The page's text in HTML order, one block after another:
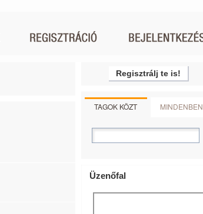
Regisztrálj te is!
TAGOK KÖZT MINDENBEN
Üzenőfal